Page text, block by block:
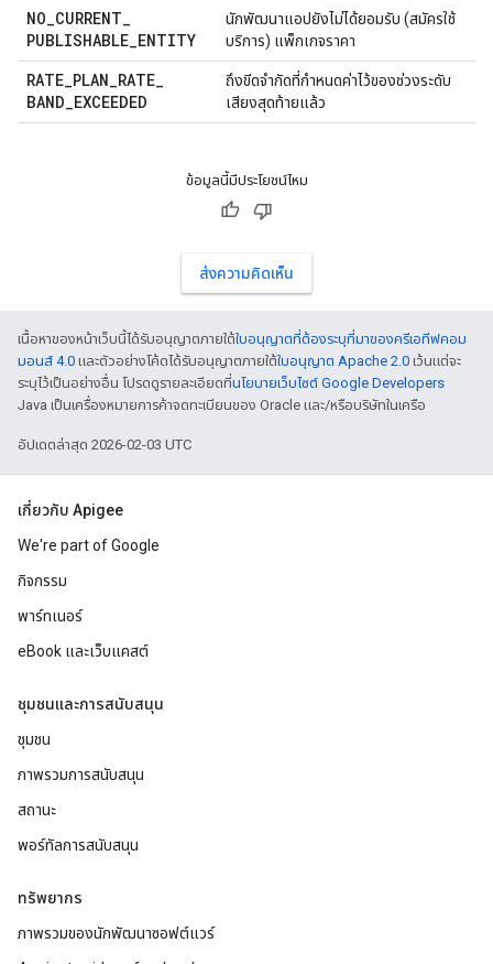
NO_CURRENT_
PUBLISHABLE_ENTITY
นักพัฒนาแอปยังไม่ได้ยอมรับ (สมัครใช้
บริการ) แพ็กเกจราคา
RATE_PLAN_RATE_
BAND_EXCEEDED
ถึงขีดจำกัดที่กำหนดค่าไว้ของช่วงระดับ
เสียงสุดท้ายแล้ว
ข้อมูลนี้มีประโยชน์ไหม
ส่งความคิดเห็น
เนื้อหาของหน้าเว็บนี้ได้รับอนุญาตภายใต้ใบอนุญาตที่ต้องระบุที่มาของครีเอทีฟคอม
มอนส์ 4.0 และตัวอย่างโค้ดได้รับอนุญาตภายใต้ใบอนุญาต Apache 2.0 เว้นแต่จะ
ระบุไว้เป็นอย่างอื่น โปรดดูรายละเอียดที่นโยบายเว็บไซต์ Google Developers
Java เป็นเครื่องหมายการค้าจดทะเบียนของ Oracle และ/หรือบริษัทในเครือ
อัปเดตล่าสุด 2026-02-03 UTC
เกี่ยวกับ Apigee
We're part of Google
กิจกรรม
พาร์ทเนอร์
eBook และเว็บแคสต์
ชุมชนและการสนับสนุน
ชุมชน
ภาพรวมการสนับสนุน
สถานะ
พอร์ทัลการสนับสนุน
ทรัพยากร
ภาพรวมของนักพัฒนาซอฟต์แวร์